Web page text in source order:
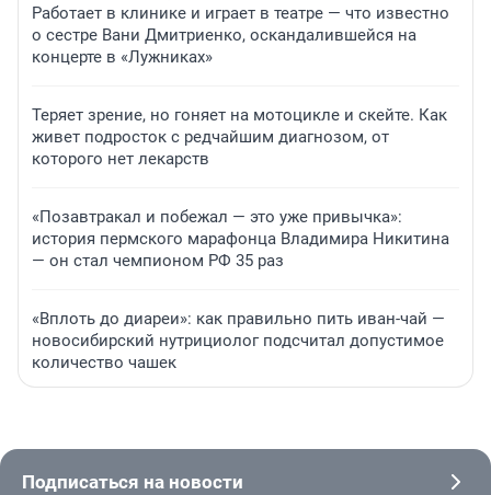
Работает в клинике и играет в театре — что известно
о сестре Вани Дмитриенко, оскандалившейся на
концерте в «Лужниках»
Теряет зрение, но гоняет на мотоцикле и скейте. Как
живет подросток с редчайшим диагнозом, от
которого нет лекарств
«Позавтракал и побежал — это уже привычка»:
история пермского марафонца Владимира Никитина
— он стал чемпионом РФ 35 раз
«Вплоть до диареи»: как правильно пить иван-чай —
новосибирский нутрициолог подсчитал допустимое
количество чашек
Подписаться на новости